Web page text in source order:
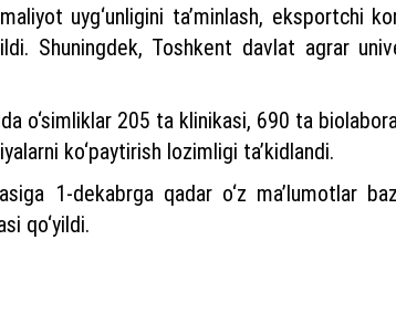
uyg‘unligini ta’minlash, eksportchi
Shuningdek, Toshkent davlat agrar
o‘simliklar 205 ta klinikasi, 690 ta
ko‘paytirish lozimligi ta’kidlandi.
1-dekabrga qadar o‘z ma’lumotlar
qo‘yildi.